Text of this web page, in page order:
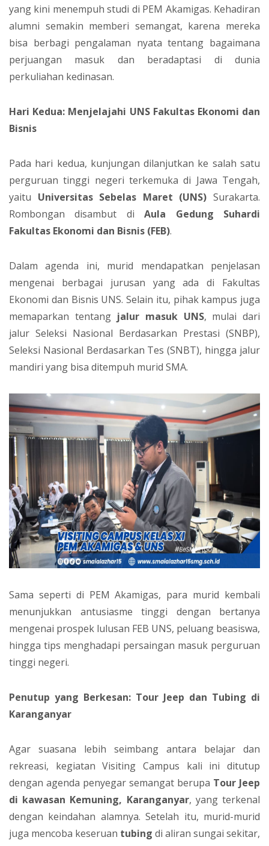
yang kini menempuh studi di PEM Akamigas. Kehadiran
alumni semakin memberi semangat, karena mereka
bisa berbagi pengalaman nyata tentang bagaimana
perjuangan masuk dan beradaptasi di dunia
perkuliahan kedinasan.
Hari Kedua: Menjelajahi UNS Fakultas Ekonomi dan
Bisnis
Pada hari kedua, kunjungan dilanjutkan ke salah satu
perguruan tinggi negeri terkemuka di Jawa Tengah,
yaitu Universitas Sebelas Maret (UNS) Surakarta.
Rombongan disambut diAula Gedung Suhardi
Fakultas Ekonomi dan Bisnis (FEB).
Dalam agenda ini, murid mendapatkan penjelasan
mengenai berbagai jurusan yang ada di Fakultas
Ekonomi dan Bisnis UNS. Selain itu, pihak kampus juga
memaparkan tentang jalur masuk UNS, mulai dari
jalur Seleksi Nasional Berdasarkan Prestasi (SNBP),
Seleksi Nasional Berdasarkan Tes (SNBT), hingga jalur
mandiri yang bisa ditempuh murid SMA.
Sama seperti di PEM Akamigas, para murid kembali
menunjukkan antusiasme tinggi dengan bertanya
mengenai prospek lulusan FEB UNS, peluang beasiswa,
hingga tips menghadapi persaingan masuk perguruan
tinggi negeri.
Penutup yang Berkesan: Tour Jeep dan Tubing di
Karanganyar
Agar suasana lebih seimbang antara belajar dan
rekreasi, kegiatan Visiting Campus kali ini ditutup
dengan agenda penyegar semangat berupa Tour Jeep
di kawasan Kemuning, Karanganyar, yang terkenal
dengan keindahan alamnya. Setelah itu, murid-murid
juga mencoba keseruan tubing di aliran sungai sekitar,